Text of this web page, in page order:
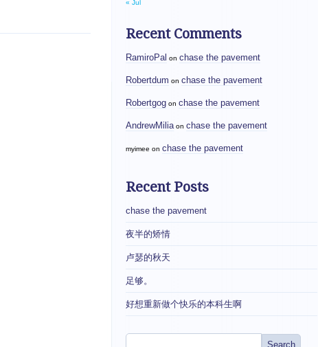
« Jul
Recent Comments
RamiroPal on chase the pavement
Robertdum on chase the pavement
Robertgog on chase the pavement
AndrewMilia on chase the pavement
myimee on chase the pavement
Recent Posts
chase the pavement
夜半的矫情
卢瑟的秋天
足够。
好想重新做个快乐的本科生啊